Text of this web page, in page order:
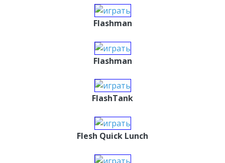
Flashman
Flashman
FlashTank
Flesh Quick Lunch